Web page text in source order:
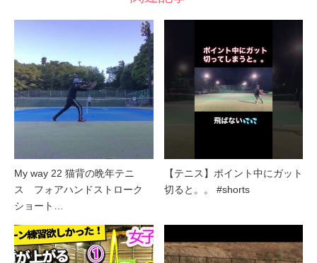
My way 22 猫背の晩年テニ
ス フォアハンドストローク
ショート…
【テニス】ポイント中にガット
切ると。。 #shorts